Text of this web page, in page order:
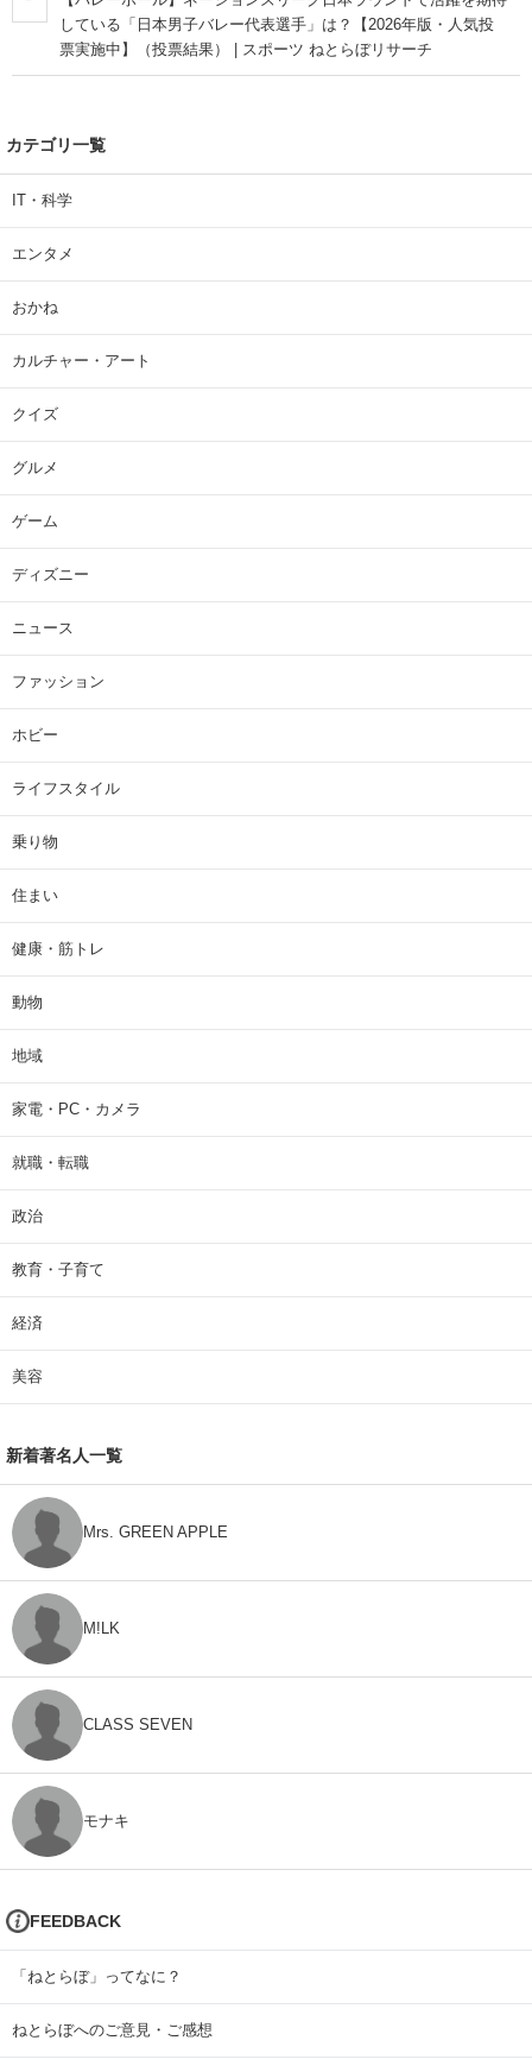
している「日本男子バレー代表選手」は？【2026年版・人気投
票実施中】（投票結果） | スポーツ ねとらぼリサーチ
カテゴリ一覧
IT・科学
エンタメ
おかね
カルチャー・アート
クイズ
グルメ
ゲーム
ディズニー
ニュース
ファッション
ホビー
ライフスタイル
乗り物
住まい
健康・筋トレ
動物
地域
家電・PC・カメラ
就職・転職
政治
教育・子育て
経済
美容
新着著名人一覧
Mrs. GREEN APPLE
M!LK
CLASS SEVEN
モナキ
FEEDBACK
「ねとらぼ」ってなに？
ねとらぼへのご意見・ご感想